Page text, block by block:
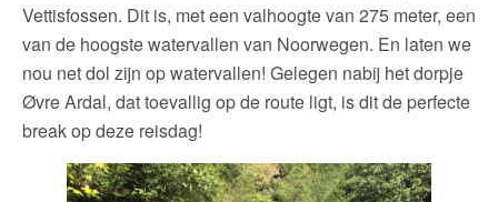
Vettisfossen. Dit is, met een valhoogte van 275 meter, een
van de hoogste watervallen van Noorwegen. En laten we
nou net dol zijn op watervallen! Gelegen nabij het dorpje
Øvre Ardal, dat toevallig op de route ligt, is dit de perfecte
break op deze reisdag!